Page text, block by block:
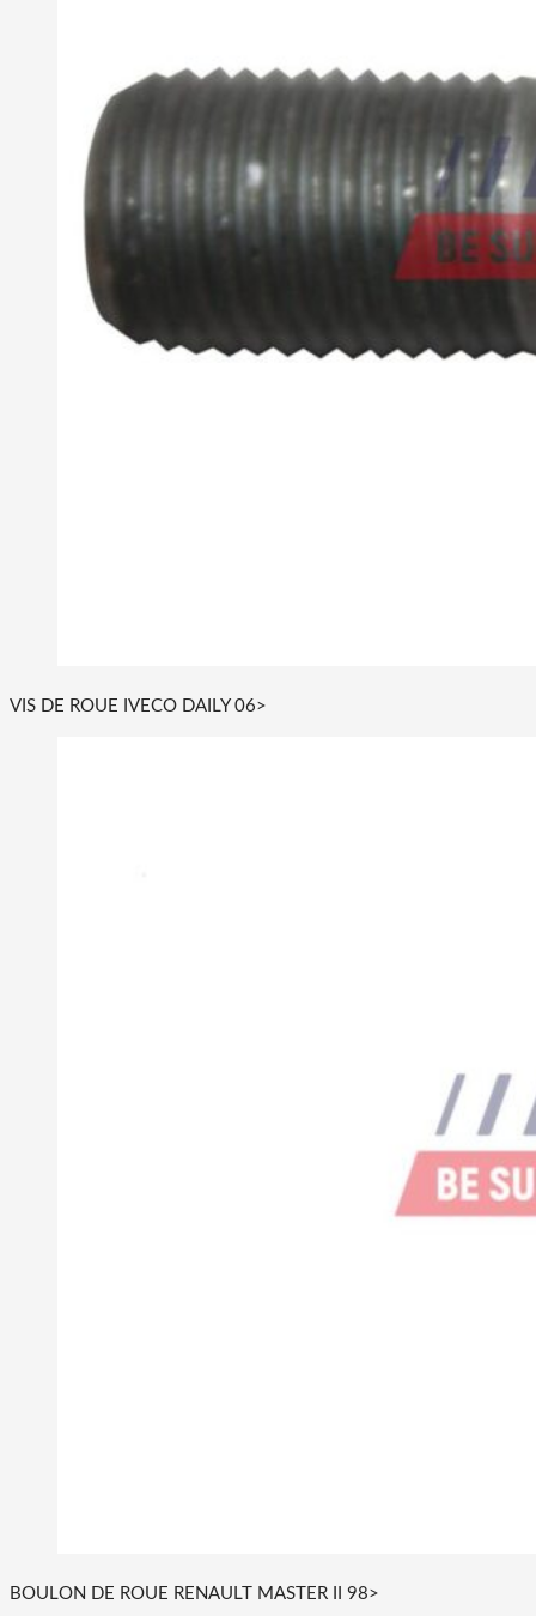
VIS DE ROUE IVECO DAILY 06>
BOULON DE ROUE RENAULT MASTER II 98>